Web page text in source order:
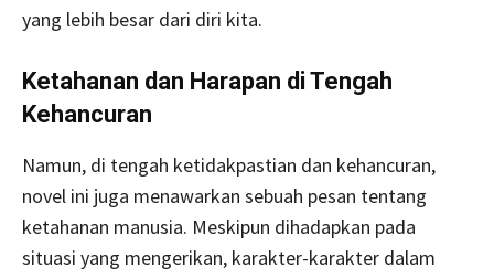
yang lebih besar dari diri kita.
Ketahanan dan Harapan di Tengah
Kehancuran
Namun, di tengah ketidakpastian dan kehancuran,
novel ini juga menawarkan sebuah pesan tentang
ketahanan manusia. Meskipun dihadapkan pada
situasi yang mengerikan, karakter-karakter dalam